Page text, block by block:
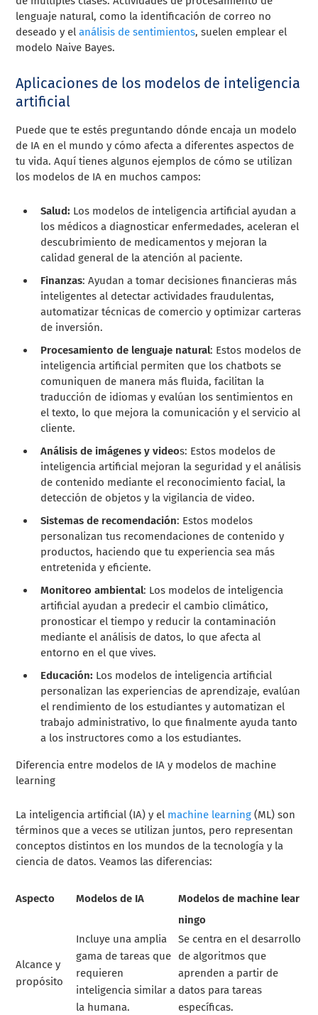
lenguaje natural, como la identificación de correo no
deseado y elanálisis de sentimientos, suelen emplear el
modelo Naive Bayes.
Aplicaciones de los modelos de inteligencia
artificial
Puede que te estés preguntando dónde encaja un modelo
de IA en el mundo y cómo afecta a diferentes aspectos de
tu vida. Aquí tienes algunos ejemplos de cómo se utilizan
los modelos de IA en muchos campos:
Salud: Los modelos de inteligencia artificial ayudan a
los médicos a diagnosticar enfermedades, aceleran el
descubrimiento de medicamentos y mejoran la
calidad general de la atención al paciente.
Finanzas: Ayudan a tomar decisiones financieras más
inteligentes al detectar actividades fraudulentas,
automatizar técnicas de comercio y optimizar carteras
de inversión.
Procesamiento de lenguaje natural: Estos modelos de
inteligencia artificial permiten que los chatbots se
comuniquen de manera más fluida, facilitan la
traducción de idiomas y evalúan los sentimientos en
el texto, lo que mejora la comunicación y el servicio al
cliente.
Análisis de imágenes y videos: Estos modelos de
inteligencia artificial mejoran la seguridad y el análisis
de contenido mediante el reconocimiento facial, la
detección de objetos y la vigilancia de video.
Sistemas de recomendación: Estos modelos
personalizan tus recomendaciones de contenido y
productos, haciendo que tu experiencia sea más
entretenida y eficiente.
Monitoreo ambiental: Los modelos de inteligencia
artificial ayudan a predecir el cambio climático,
pronosticar el tiempo y reducir la contaminación
mediante el análisis de datos, lo que afecta al
entorno en el que vives.
Educación: Los modelos de inteligencia artificial
personalizan las experiencias de aprendizaje, evalúan
el rendimiento de los estudiantes y automatizan el
trabajo administrativo, lo que finalmente ayuda tanto
a los instructores como a los estudiantes.
Diferencia entre modelos de IA y modelos de machine
learning
La inteligencia artificial (IA) y el machine learning (ML) son
términos que a veces se utilizan juntos, pero representan
conceptos distintos en los mundos de la tecnología y la
ciencia de datos. Veamos las diferencias:
Aspecto Modelos de IA
Modelos de machine lear
ningo
Alcance y
propósito
Incluye una amplia
gama de tareas que
requieren
inteligencia similar a
la humana.
Se centra en el desarrollo
de algoritmos que
aprenden a partir de
datos para tareas
específicas.